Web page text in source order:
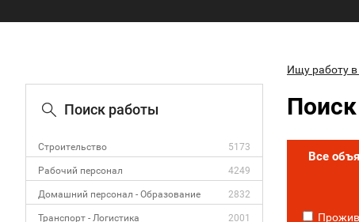
Поиск работы
Строительство 5173
Рабочий персонал 4249
Домашний персонал - Образование 2832
Транспорт - Логистика 2001
Ищу работу
Все